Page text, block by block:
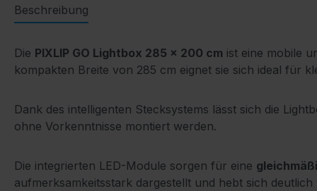
Beschreibung
Die PIXLIP GO Lightbox 285 × 200 cm ist eine mobile
kompakten Breite von 285 cm eignet sie sich ideal für
Dank des intelligenten Stecksystems lässt sich die
ohne Vorkenntnisse montiert werden.
Die integrierten LED-Module sorgen für eine
aufmerksamkeitsstark dargestellt und hebt sich